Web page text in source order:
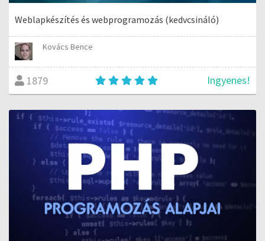
Weblapkészítés és webprogramozás (kedvcsináló)
Kovács Bence
1879 Ingyenes!